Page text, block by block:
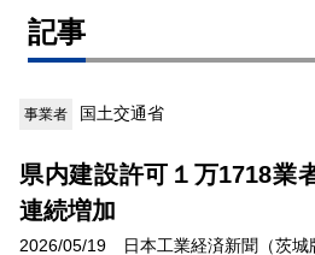
記事
事業者 国土交通省
県内建設許可１万1718業
連続増加
2026/05/19 日本工業経済新聞（茨城